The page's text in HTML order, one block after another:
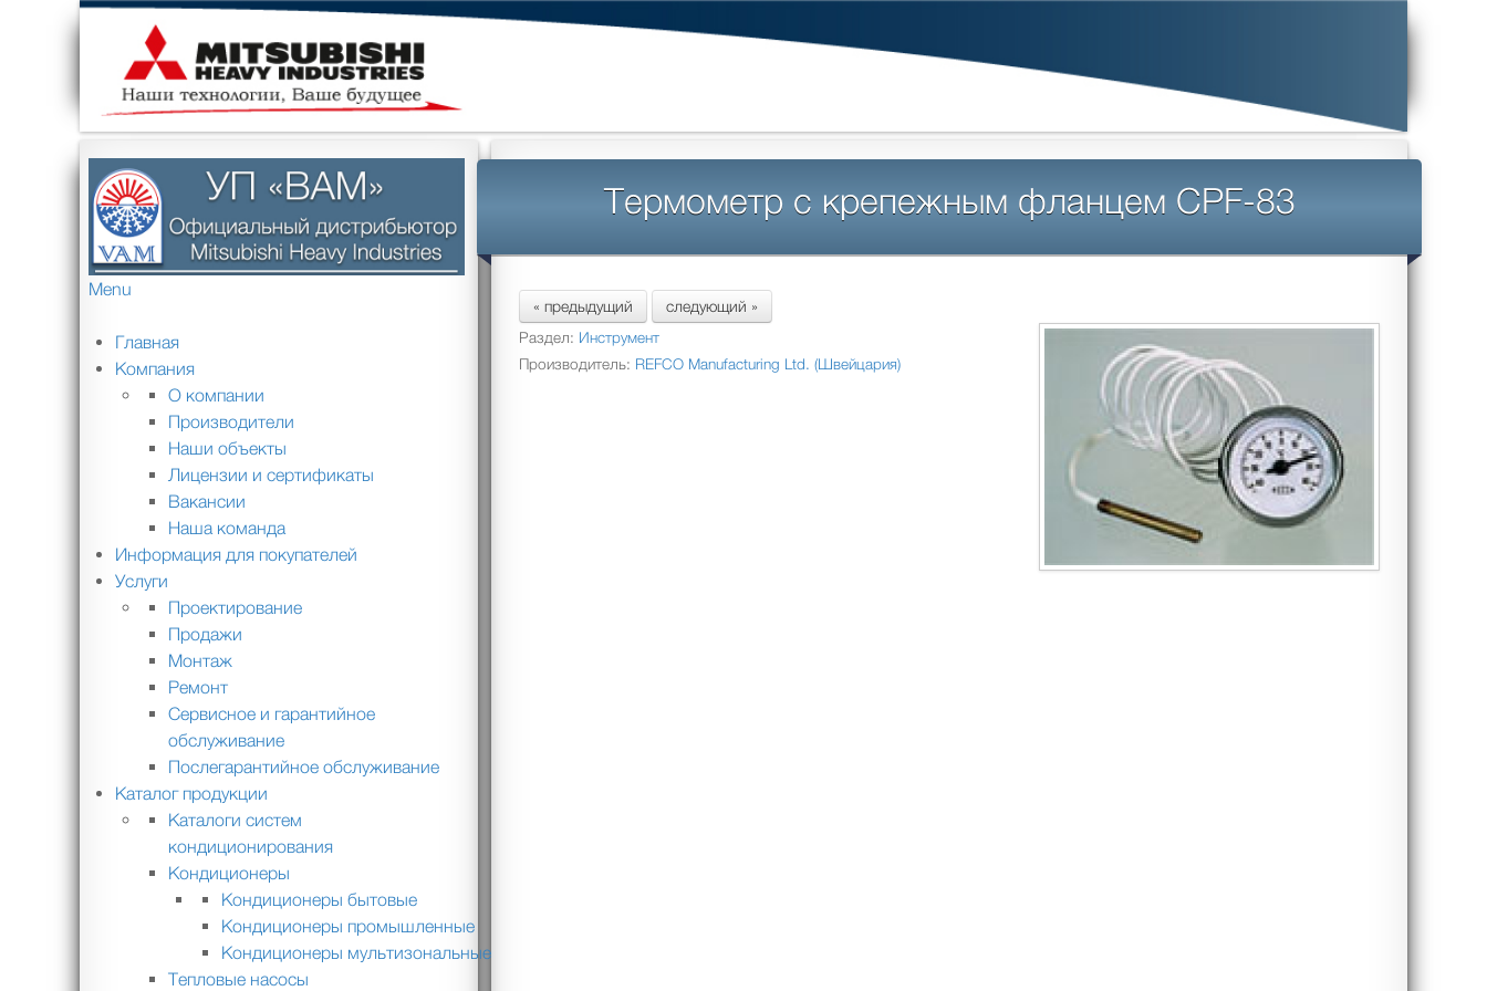
Menu
Главная
Компания
О компании
Производители
Наши объекты
Лицензии и сертификаты
Вакансии
Наша команда
Информация для покупателей
Услуги
Проектирование
Продажи
Монтаж
Ремонт
Сервисное и гарантийное
обслуживание
Послегарантийное обслуживание
Каталог продукции
Каталоги систем
кондиционирования
Кондиционеры
Кондиционеры бытовые
Кондиционеры промышленные
Кондиционеры мультизональные
Тепловые насосы
Термометр с крепежным фланцем CPF-83
« предыдущий следующий »
Раздел: Инструмент
Производитель: REFCO Manufacturing Ltd. (Швейцария)